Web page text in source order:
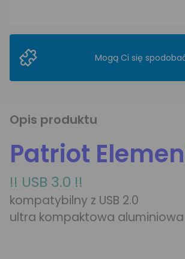
Mogą Ci się
Opis produktu
Patriot
!! USB 3.0 !!
kompatybilny z USB 2.0
ultra kompaktowa